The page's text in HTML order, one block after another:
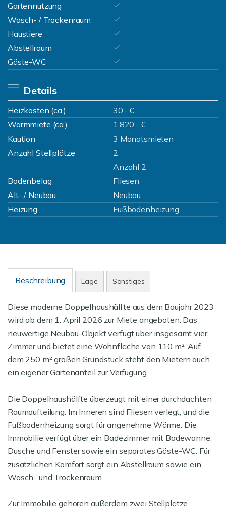
Gartennutzung
Wasch- / Trockenraum
Haustiere
Abstellraum
Gäste-WC
Details
Heizkosten (ca.)
30,- €
Warmmiete (ca.)
1.820,- €
Kaution
3 Monatsmieten
Anzahl Stellplätze
2
Anzahl 2
Bodenbelag
Fliesen
Alt- / Neubau
Neubau
Heizung
Fußbodenheizung
Beschreibung Lage Sonstiges
Diese moderne Doppelhaushälfte aus dem Baujahr 2023
wird ab dem 1. April 2026 zur Miete angeboten. Das
neuwertige Neubau-Objekt verfügt über insgesamt vier
Zimmer und bietet eine Wohnfläche von 110 m². Auf
dem 250 m² großen Grundstück steht den Mietern auch
ein eigener Gartenanteil zur Verfügung.
Die Doppelhaushälfte überzeugt mit einer durchdachten
Raumaufteilung. Im Inneren sind Fliesen verlegt, und die
Fußbodenheizung sorgt für angenehme Wärme. Die
Immobilie verfügt über ein Badezimmer mit Badewanne,
Dusche und Fenster sowie ein separates Gäste-WC. Für
zusätzlichen Komfort sorgt ein Abstellraum sowie ein
Wasch- und Trockenraum.
Zur Immobilie gehören außerdem zwei Stellplätze.